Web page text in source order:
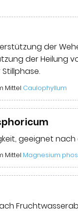
der
der Heilung
Mittel Caulophyllum
geeignet
Mittel Magnesium